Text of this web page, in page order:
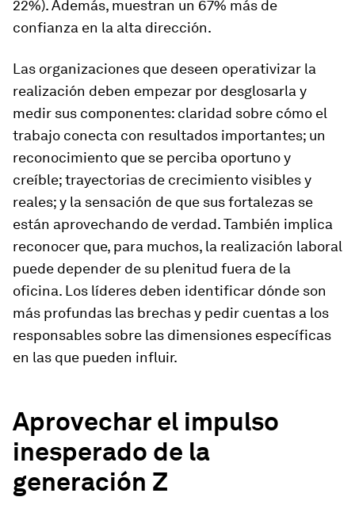
22%). Además, muestran un 67% más de
confianza en la alta dirección.
Las organizaciones que deseen operativizar la
realización deben empezar por desglosarla y
medir sus componentes: claridad sobre cómo el
trabajo conecta con resultados importantes; un
reconocimiento que se perciba oportuno y
creíble; trayectorias de crecimiento visibles y
reales; y la sensación de que sus fortalezas se
están aprovechando de verdad. También implica
reconocer que, para muchos, la realización laboral
puede depender de su plenitud fuera de la
oficina. Los líderes deben identificar dónde son
más profundas las brechas y pedir cuentas a los
responsables sobre las dimensiones específicas
en las que pueden influir.
Aprovechar el impulso
inesperado de la
generación Z